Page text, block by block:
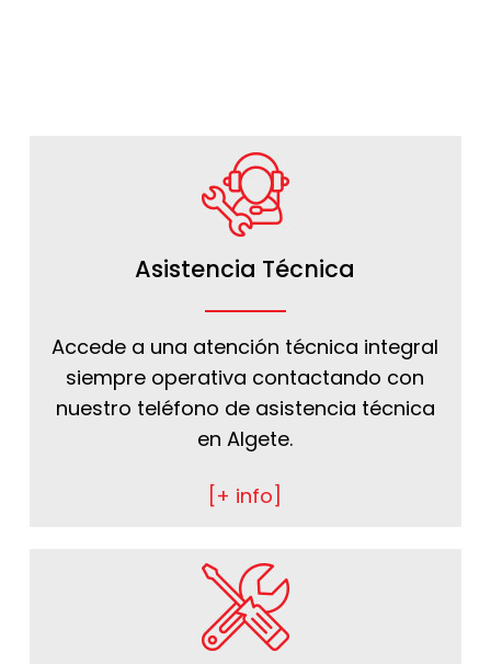
Asistencia Técnica
Accede a una atención técnica integral
siempre operativa contactando con
nuestro teléfono de asistencia técnica
en Algete.
[+ info]